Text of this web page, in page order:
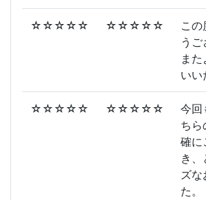
☆☆☆☆☆ ☆☆☆☆☆
この
うご
ま
いい
☆☆☆☆☆ ☆☆☆☆☆
今回
ちら
確に
き
ズな
た。